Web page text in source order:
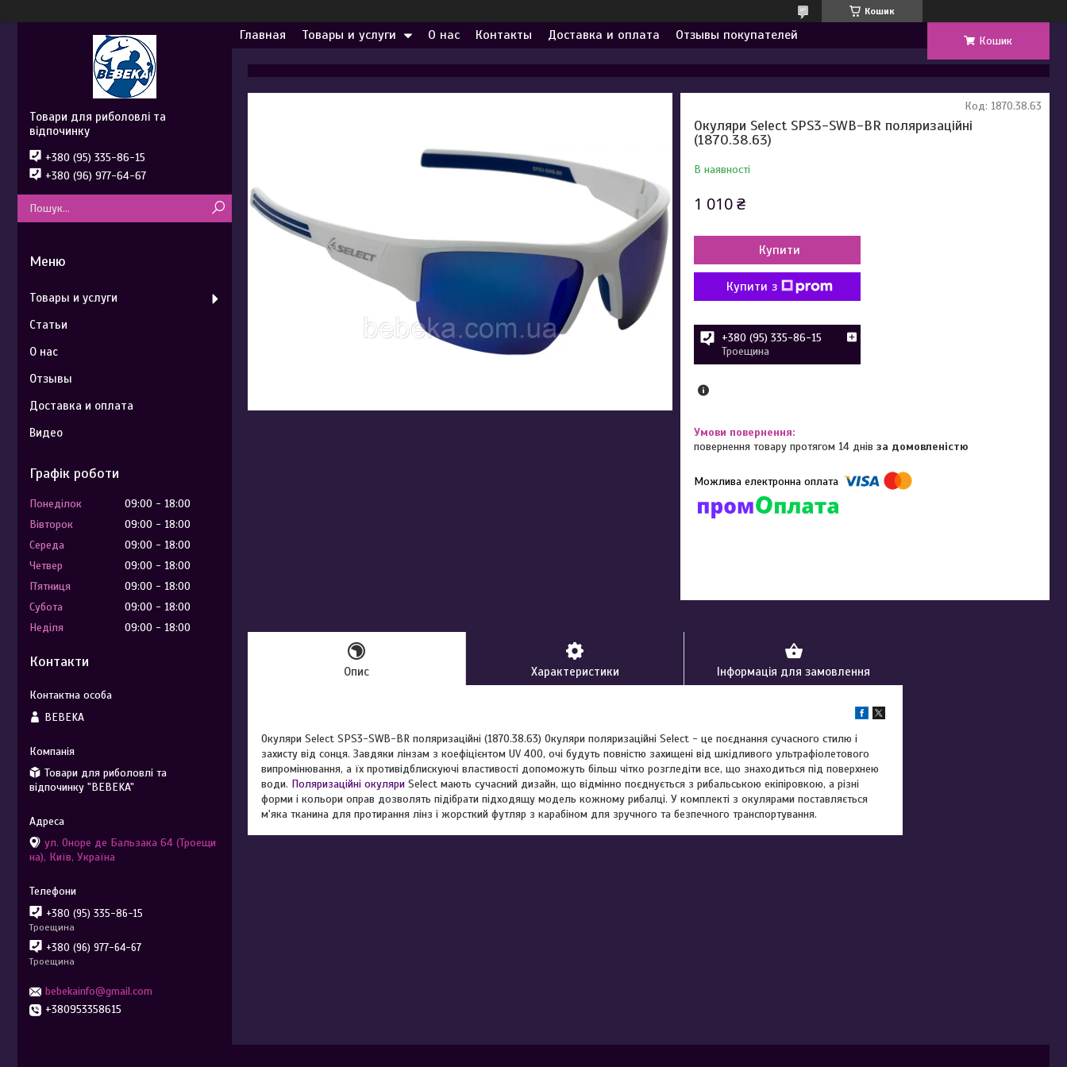
Кошик
Главная Товары и услуги О нас Контакты Доставка и оплата Отзывы покупателей Кошик
Окуляри Select SPS3-SWB-BR поляризаційні
(1870.38.63)
В наявності
Код: 1870.38.63
1 010 ₴
Купити
Купити з
+380 (95) 335-86-15
Троещина
повернення товару протягом 14 днівза домовленістю
Опис Характеристики Інформація для замовлення
Окуляри Select SPS3-SWB-BR поляризаційні (1870.38.63) Окуляри поляризаційні Select - це поєднання сучасного стилю і
захисту від сонця. Завдяки лінзам з коефіцієнтом UV 400, очі будуть повністю захищені від шкідливого ультрафіолетового
випромінювання, а їх противідблискуючі властивості допоможуть більш чітко розгледіти все, що знаходиться під поверхнею
води. Поляризаційні окуляри Select мають сучасний дизайн, що відмінно поєднується з рибальською екіпіровкою, а різні
форми і кольори оправ дозволять підібрати підходящу модель кожному рибалці. У комплекті з окулярами поставляється
м'яка тканина для протирання лінз і жорсткий футляр з карабіном для зручного та безпечного транспортування.
Товари для риболовлі та
відпочинку
+380 (95) 335-86-15
+380 (96) 977-64-67
Товары и услуги
Статьи
О нас
Отзывы
Доставка и оплата
Видео
Графік роботи
Понеділок 09:00
18:00
Вівторок
09:00
18:00
Середа
09:00
18:00
Четвер
09:00
18:00
Пʼятниця
09:00
18:00
Субота
09:00
18:00
Неділя
09:00 18:00
Контакти
BEBEKA
Товари для риболовлі та
відпочинку "BEBEKA"
ул. Оноре де Бальзака 64 (Троещи
на), Київ, Україна
+380 (95) 335-86-15
Троещина
+380 (96) 977-64-67
Троещина
bebekainfo@gmail.com
+380953358615